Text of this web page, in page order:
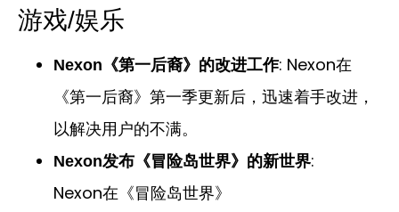
游戏/娱乐
Nexon《第一后裔》的改进工作: Nexon在
《第一后裔》第一季更新后，迅速着手改进，
以解决用户的不满。
Nexon发布《冒险岛世界》的新世界:
Nexon在《冒险岛世界》